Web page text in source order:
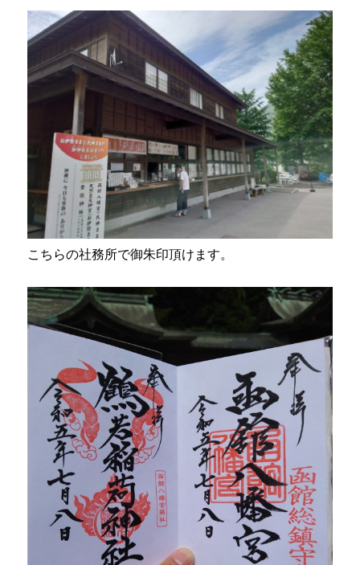
こちらの社務所で御朱印頂けます。